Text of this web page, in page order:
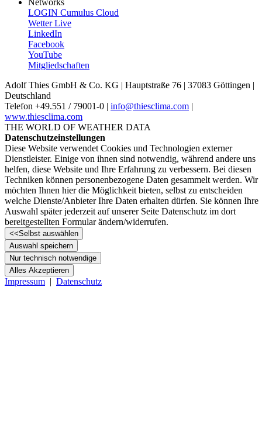
Networks
LOGIN Cumulus Cloud
Wetter Live
LinkedIn
Facebook
YouTube
Mitgliedschaften
Adolf Thies GmbH & Co. KG | Hauptstraße 76 | 37083 Göttingen |
Deutschland
Telefon +49.551 /­ 79001-0 | info@thiesclima.com |
www.thiesclima.com
THE WORLD OF WEATHER DATA
Datenschutzeinstellungen
Diese Website verwendet Cookies und Technologien externer
Dienstleister. Einige von ihnen sind notwendig, während andere uns
helfen, diese Website und Ihre Erfahrung zu verbessern. Bei diesen
Techniken können personenbezogene Daten gesammelt werden. Wir
möchten Ihnen hier die Möglichkeit bieten, selbst zu entscheiden
welche Dienste/­Anbieter Ihre Daten erhalten dürfen. Sie können Ihre
Auswahl später jederzeit auf unserer Seite Datenschutz im dort
bereitgestellten Formular ändern/­widerrufen.
<<Selbst auswählen
Auswahl speichern
Nur technisch notwendige
Alles Akzeptieren
Impressum | Datenschutz